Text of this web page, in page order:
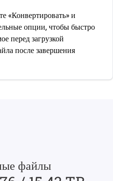
«Конвертировать» и
опции, чтобы быстро
перед загрузкой
после завершения
файлы